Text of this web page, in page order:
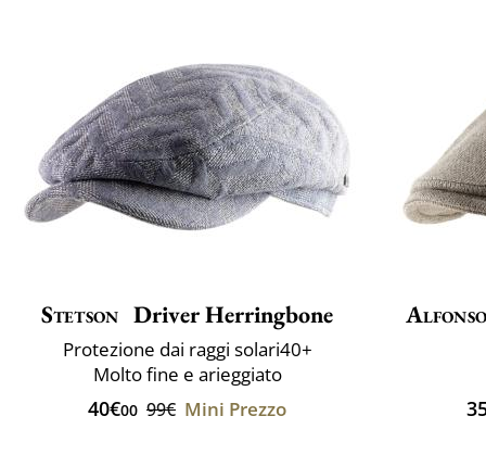
Stetson Driver Herringbone
Protezione dai raggi solari40+
Molto fine e arieggiato
40€00 99€ Mini Prezzo